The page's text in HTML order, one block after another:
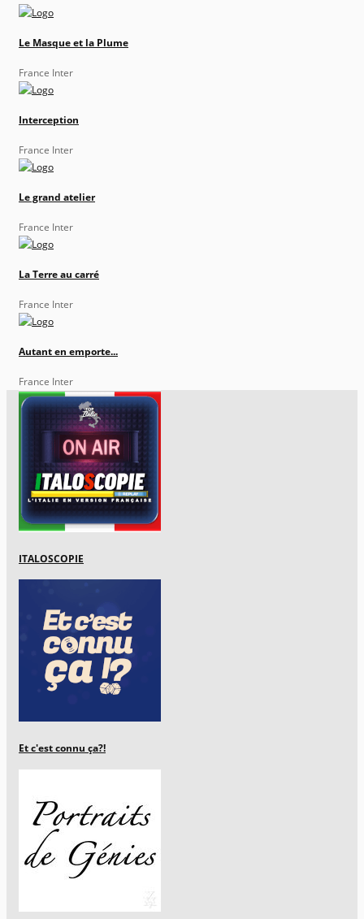
Le Masque et la Plume
France Inter
Interception
France Inter
Le grand atelier
France Inter
La Terre au carré
France Inter
Autant en emporte...
France Inter
ITALOSCOPIE
Et c'est connu ça?!